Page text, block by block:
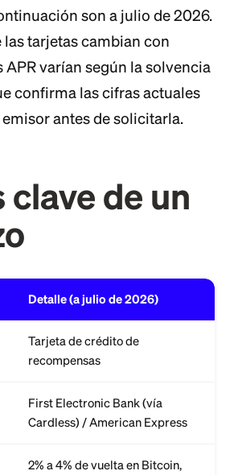
son a julio de 2026.
las tarjetas cambian con
APR varían según la solvencia
confirma las cifras actuales
antes de solicitarla.
clave de un
Detalle (a julio de 2026)
Tarjeta de crédito de
recompensas
First Electronic Bank (vía
Cardless) / American Express
2% a 4% de vuelta en Bitcoin,